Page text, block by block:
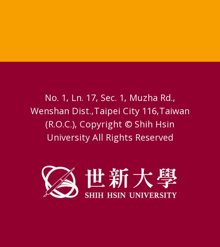
No. 1, Ln. 17, Sec. 1, Muzha Rd.,
Wenshan Dist.,Taipei City 116,Taiwan
(R.O.C.), Copyright © Shih Hsin
University All Rights Reserved